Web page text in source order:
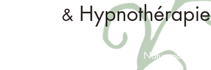
& Hypnothérapie
Naturopathie